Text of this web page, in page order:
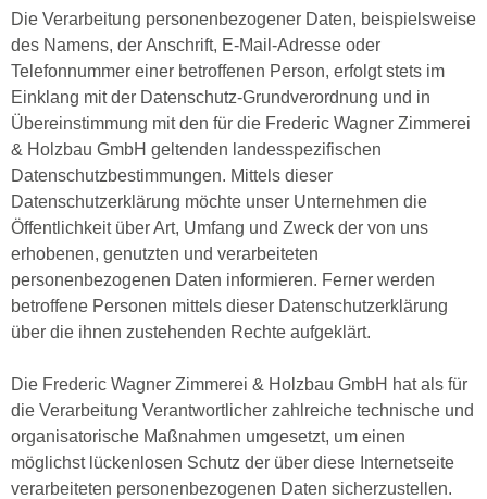
Die Verarbeitung personenbezogener Daten, beispielsweise
des Namens, der Anschrift, E-Mail-Adresse oder
Telefonnummer einer betroffenen Person, erfolgt stets im
Einklang mit der Datenschutz-Grundverordnung und in
Übereinstimmung mit den für die Frederic Wagner Zimmerei
& Holzbau GmbH geltenden landesspezifischen
Datenschutzbestimmungen. Mittels dieser
Datenschutzerklärung möchte unser Unternehmen die
Öffentlichkeit über Art, Umfang und Zweck der von uns
erhobenen, genutzten und verarbeiteten
personenbezogenen Daten informieren. Ferner werden
betroffene Personen mittels dieser Datenschutzerklärung
über die ihnen zustehenden Rechte aufgeklärt.
Die Frederic Wagner Zimmerei & Holzbau GmbH hat als für
die Verarbeitung Verantwortlicher zahlreiche technische und
organisatorische Maßnahmen umgesetzt, um einen
möglichst lückenlosen Schutz der über diese Internetseite
verarbeiteten personenbezogenen Daten sicherzustellen.